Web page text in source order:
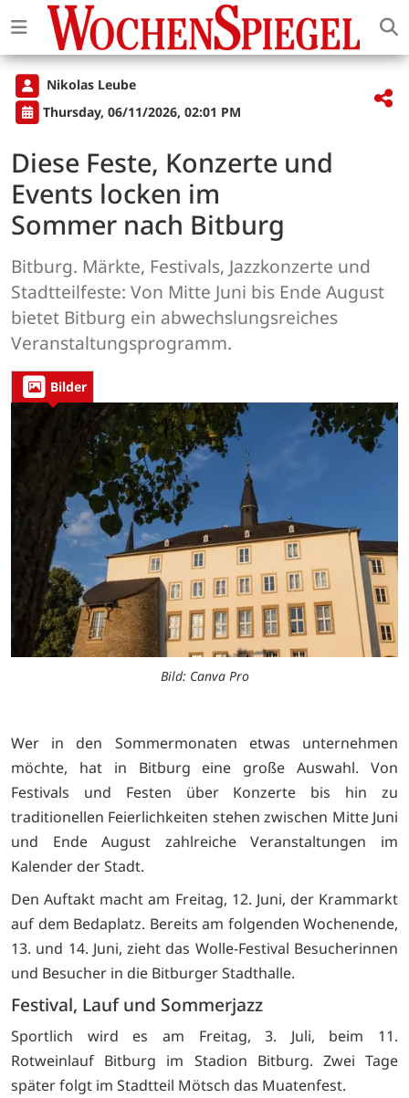
Nikolas Leube
Thursday, 06/11/2026, 02:01 PM
Diese Feste, Konzerte und
Events locken im
Sommer nach Bitburg
Bitburg. Märkte, Festivals, Jazzkonzerte und
Stadtteilfeste: Von Mitte Juni bis Ende August
bietet Bitburg ein abwechslungsreiches
Veranstaltungsprogramm.
Bilder
Bild: Canva Pro
Wer in den Sommermonaten etwas unternehmen
möchte, hat in Bitburg eine große Auswahl. Von
Festivals und Festen über Konzerte bis hin zu
traditionellen Feierlichkeiten stehen zwischen Mitte Juni
und Ende August zahlreiche Veranstaltungen im
Kalender der Stadt.
Den Auftakt macht am Freitag, 12. Juni, der Krammarkt
auf dem Bedaplatz. Bereits am folgenden Wochenende,
13. und 14. Juni, zieht das Wolle-Festival Besucherinnen
und Besucher in die Bitburger Stadthalle.
Festival, Lauf und Sommerjazz
Sportlich wird es am Freitag, 3. Juli, beim 11.
Rotweinlauf Bitburg im Stadion Bitburg. Zwei Tage
später folgt im Stadtteil Mötsch das Muatenfest.